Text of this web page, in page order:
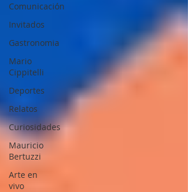
Comunicación
Invitados
Gastronomia
Mario
Cippitelli
Deportes
Relatos
Curiosidades
Mauricio
Bertuzzi
Arte en
vivo